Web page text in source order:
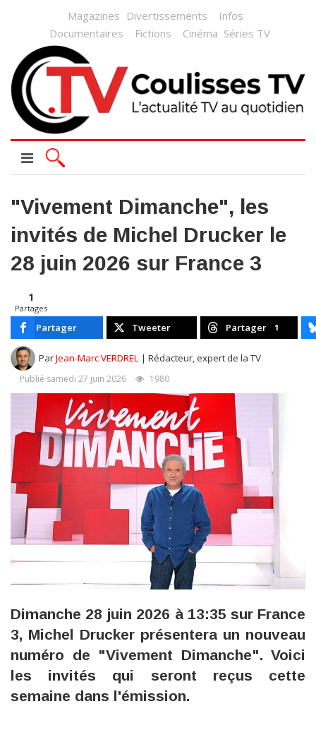
Magazines Divertissements
Infos
Documentaires
Fictions Cinéma Séries TV
"Vivement Dimanche", les
invités de Michel Drucker le
28 juin 2026 sur France 3
1
Partages
Partager Tweeter Partager 1
ParJean-Marc VERDREL | Rédacteur, expert de la TV
Publié samedi 27 juin 2026 1980
Dimanche 28 juin 2026 à 13:35 sur France
3, Michel Drucker présentera un nouveau
numéro de "Vivement Dimanche". Voici
les invités qui seront reçus cette
semaine dans l'émission.